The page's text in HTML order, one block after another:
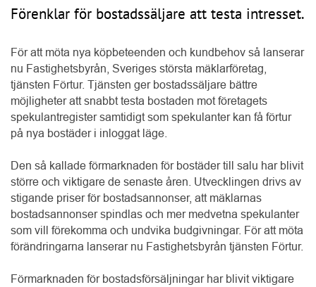
Förenklar för bostadssäljare att testa intresset.
För att möta nya köpbeteenden och kundbehov så lanserar
nu Fastighetsbyrån, Sveriges största mäklarföretag,
tjänsten Förtur. Tjänsten ger bostadssäljare bättre
möjligheter att snabbt testa bostaden mot företagets
spekulantregister samtidigt som spekulanter kan få förtur
på nya bostäder i inloggat läge.
Den så kallade förmarknaden för bostäder till salu har blivit
större och viktigare de senaste åren. Utvecklingen drivs av
stigande priser för bostadsannonser, att mäklarnas
bostadsannonser spindlas och mer medvetna spekulanter
som vill förekomma och undvika budgivningar. För att möta
förändringarna lanserar nu Fastighetsbyrån tjänsten Förtur.
Förmarknaden för bostadsförsäljningar har blivit viktigare